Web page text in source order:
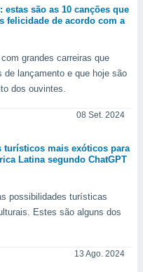
estas são as 10 canções que
felicidade de acordo com a
grandes carreiras que
lançamento e que hoje são
dos ouvintes.
08 Set. 2024
turísticos mais exóticos para
Latina segundo ChatGPT
possibilidades turísticas
Estes são alguns dos
13 Ago. 2024